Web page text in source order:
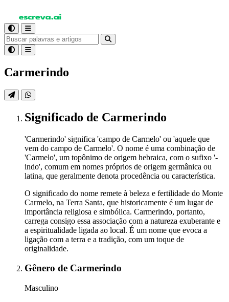
Carmerindo
Significado de Carmerindo
'Carmerindo' significa 'campo de Carmelo' ou 'aquele que
vem do campo de Carmelo'. O nome é uma combinação de
'Carmelo', um topônimo de origem hebraica, com o sufixo '-
indo', comum em nomes próprios de origem germânica ou
latina, que geralmente denota procedência ou característica.
O significado do nome remete à beleza e fertilidade do Monte
Carmelo, na Terra Santa, que historicamente é um lugar de
importância religiosa e simbólica. Carmerindo, portanto,
carrega consigo essa associação com a natureza exuberante e
a espiritualidade ligada ao local. É um nome que evoca a
ligação com a terra e a tradição, com um toque de
originalidade.
Gênero de Carmerindo
Masculino